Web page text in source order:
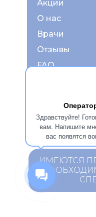
Здравствуйте!
вам. Напишите
вас появятся
Акции
Врачи
О нас
Отзывы
FAQ
ИМЕЮТСЯ